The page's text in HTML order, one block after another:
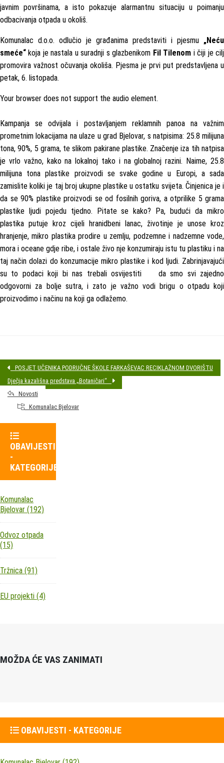
javnim površinama, a isto pokazuje alarmantnu situaciju u poimanju
odbacivanja otpada u okoliš.
Komunalac d.o.o. odlučio je građanima predstaviti i pjesmu „Neću
smeće“ koja je nastala u suradnji s glazbenikom Fil Tilenom i čiji je cilj
promovira važnost očuvanja okoliša. Pjesma je prvi put predstavljena u
petak, 6. listopada.
Your browser does not support the audio element.
Kampanja se odvijala i postavljanjem reklamnih panoa na važnim
prometnim lokacijama na ulaze u grad Bjelovar, s natpisima: 25.8 milijuna
tona, 90%, 5 grama, te slikom pakirane plastike. Značenje iza tih natpisa
je vrlo važno, kako na lokalnoj tako i na globalnoj razini. Naime, 25.8
milijuna tona plastike proizvodi se svake godine u Europi, a sada
zamislite koliki je taj broj ukupne plastike u ostatku svijeta. Činjenica je i
da se 90% plastike proizvodi se od fosilnih goriva, a otprilike 5 grama
plastike ljudi pojedu tjedno. Pitate se kako? Pa, budući da mikro
plastika putuje kroz cijeli hranidbeni lanac, životinje je unose kroz
hranjenje, mikro plastika prodire u zemlju, podzemne i nadzemne vode,
mora i oceane gdje ribe, i ostale živo nje konzumiraju istu tu plastiku i na
taj način dolazi do konzumacije mikro plastike i kod ljudi. Zabrinjavajući
su to podaci koji bi nas trebali osvijestiti da smo svi zajedno
odgovorni za bolje sutra, i zato je važno vodi brigu o otpadu koji
proizvodimo i načinu na koji ga odlažemo.
POSJET UČENIKA PODRUČNE ŠKOLE FARKAŠEVAC RECIKLAŽNOM DVORIŠTU
Dječja kazališna predstava „Botaničari“
Novosti
Komunalac Bjelovar
OBAVIJESTI
-
KATEGORIJE
Komunalac
Bjelovar (192)
Odvoz otpada
(15)
Tržnica (91)
EU projekti (4)
MOŽDA ĆE VAS ZANIMATI
OBAVIJESTI - KATEGORIJE